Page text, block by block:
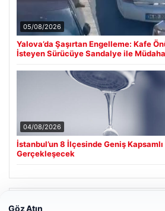
05/08/2026
Yalova’da Şaşırtan Engelleme: Kafe
İsteyen Sürücüye Sandalye ile
04/08/2026
İstanbul’un 8 İlçesinde Geniş
Gerçekleşecek
Göz Atın